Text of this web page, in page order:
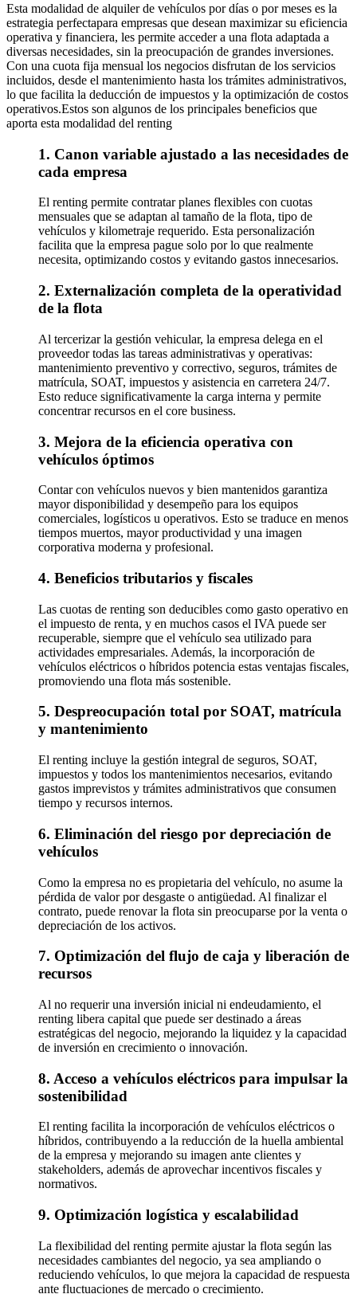
Esta modalidad de alquiler de vehículos por días o por meses es la
estrategia perfectapara empresas que desean maximizar su eficiencia
operativa y financiera, les permite acceder a una flota adaptada a
diversas necesidades, sin la preocupación de grandes inversiones.
Con una cuota fija mensual los negocios disfrutan de los servicios
incluidos, desde el mantenimiento hasta los trámites administrativos,
lo que facilita la deducción de impuestos y la optimización de costos
operativos.Estos son algunos de los principales beneficios que
aporta esta modalidad del renting
1. Canon variable ajustado a las necesidades de
cada empresa
El renting permite contratar planes flexibles con cuotas
mensuales que se adaptan al tamaño de la flota, tipo de
vehículos y kilometraje requerido. Esta personalización
facilita que la empresa pague solo por lo que realmente
necesita, optimizando costos y evitando gastos innecesarios.
2. Externalización completa de la operatividad
de la flota
Al tercerizar la gestión vehicular, la empresa delega en el
proveedor todas las tareas administrativas y operativas:
mantenimiento preventivo y correctivo, seguros, trámites de
matrícula, SOAT, impuestos y asistencia en carretera 24/7.
Esto reduce significativamente la carga interna y permite
concentrar recursos en el core business.
3. Mejora de la eficiencia operativa con
vehículos óptimos
Contar con vehículos nuevos y bien mantenidos garantiza
mayor disponibilidad y desempeño para los equipos
comerciales, logísticos u operativos. Esto se traduce en menos
tiempos muertos, mayor productividad y una imagen
corporativa moderna y profesional.
4. Beneficios tributarios y fiscales
Las cuotas de renting son deducibles como gasto operativo en
el impuesto de renta, y en muchos casos el IVA puede ser
recuperable, siempre que el vehículo sea utilizado para
actividades empresariales. Además, la incorporación de
vehículos eléctricos o híbridos potencia estas ventajas fiscales,
promoviendo una flota más sostenible.
5. Despreocupación total por SOAT, matrícula
y mantenimiento
El renting incluye la gestión integral de seguros, SOAT,
impuestos y todos los mantenimientos necesarios, evitando
gastos imprevistos y trámites administrativos que consumen
tiempo y recursos internos.
6. Eliminación del riesgo por depreciación de
vehículos
Como la empresa no es propietaria del vehículo, no asume la
pérdida de valor por desgaste o antigüedad. Al finalizar el
contrato, puede renovar la flota sin preocuparse por la venta o
depreciación de los activos.
7. Optimización del flujo de caja y liberación de
recursos
Al no requerir una inversión inicial ni endeudamiento, el
renting libera capital que puede ser destinado a áreas
estratégicas del negocio, mejorando la liquidez y la capacidad
de inversión en crecimiento o innovación.
8. Acceso a vehículos eléctricos para impulsar la
sostenibilidad
El renting facilita la incorporación de vehículos eléctricos o
híbridos, contribuyendo a la reducción de la huella ambiental
de la empresa y mejorando su imagen ante clientes y
stakeholders, además de aprovechar incentivos fiscales y
normativos.
9. Optimización logística y escalabilidad
La flexibilidad del renting permite ajustar la flota según las
necesidades cambiantes del negocio, ya sea ampliando o
reduciendo vehículos, lo que mejora la capacidad de respuesta
ante fluctuaciones de mercado o crecimiento.